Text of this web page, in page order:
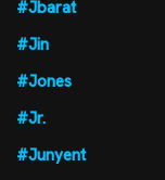
#Jbarat
#Jin
#Jones
#Jr.
#Junyent